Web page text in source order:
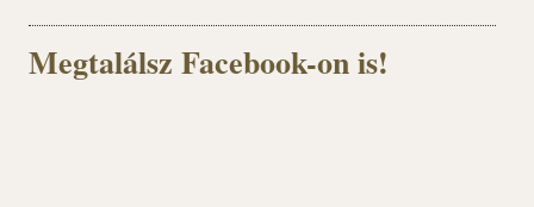
Megtalálsz Facebook-on is!